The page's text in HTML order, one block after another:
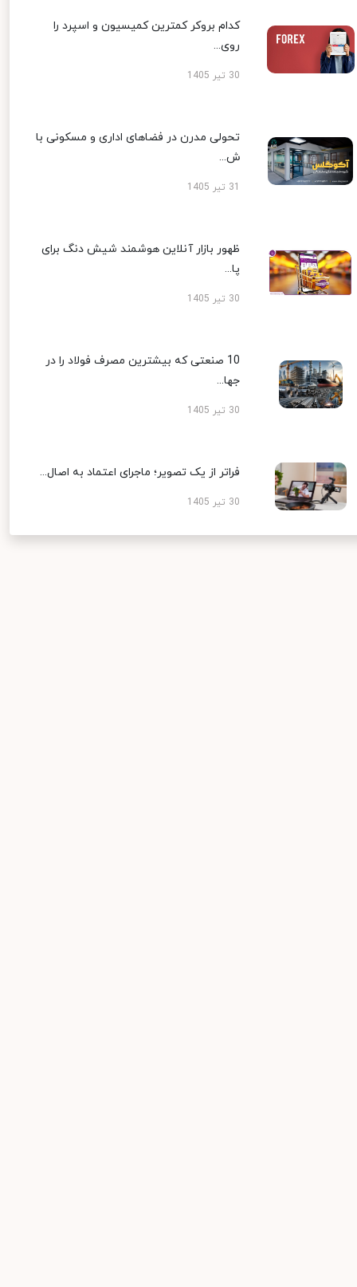
کدام بروکر کمترین کمیسیون و اسپرد را
روی...
30 تیر 1405
تحولی مدرن در فضاهای اداری و مسکونی با
ش...
ظهور بازار آنلاین هوشمند شیش دنگ برای
پا...
30 تیر 1405
10 صنعتی که بیشترین مصرف فولاد را در
جها...
30 تیر 1405
فراتر از یک تصویر؛ ماجرای اعتماد به اصال...
30 تیر 1405